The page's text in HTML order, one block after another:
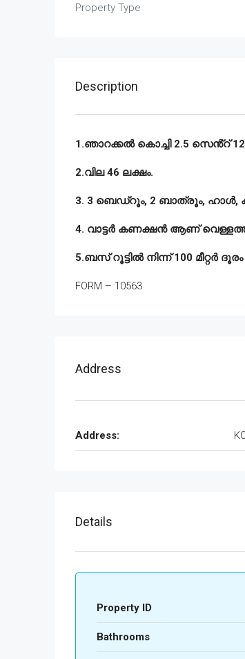
Property Type
Description
1.ഞാറക്കൽ കൊച്ചി 2.5 സെൻ്റ്
2.വില 46 ലക്ഷം.
3. 3 ബെഡ്‌റൂം, 2 ബാത്രൂം, ഹാൾ,
4. വാട്ടർ കണക്ഷൻ ആണ്
5.ബസ് റൂട്ടിൽ നിന്ന് 100 മീറ്റർ
FORM – 10563
Address
Address:
Details
Property ID
Bathrooms